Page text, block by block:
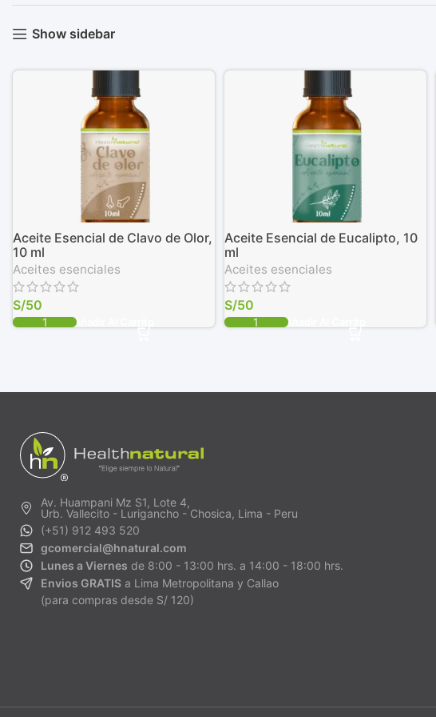
Show sidebar
Aceite Esencial de Clavo de Olor,
10 ml
Aceites esenciales
S/50
Añadir Al Carrito
Aceite Esencial de Eucalipto, 10
ml
Aceites esenciales
S/50
Añadir Al Carrito
Av. Huampani Mz S1, Lote 4,
Urb. Vallecito - Lurigancho - Chosica, Lima - Peru
(+51) 912 493 520
gcomercial@hnatural.com
Lunes a Viernes de 8:00 - 13:00 hrs. a 14:00 - 18:00 hrs.
Envios GRATIS a Lima Metropolitana y Callao
(para compras desde S/ 120)